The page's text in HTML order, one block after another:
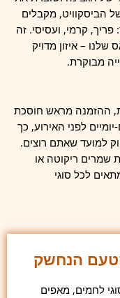
הביסקוויט, מקבלים
קרמי, ועסיסי. זה
– איזון מדויק
מבוקרת.
ההזמנה מראש חוסכת
לפני האירוע, כך
למועד שאתם רוצים.
שמרים ריקוטה או
לכל סוגי
הנחשק
לחמים, מאפים